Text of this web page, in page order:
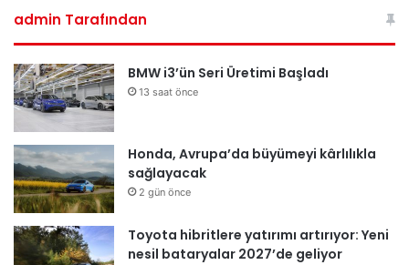
admin Tarafından
BMW i3’ün Seri Üretimi Başladı
13 saat önce
Honda, Avrupa’da büyümeyi kârlılıkla
sağlayacak
2 gün önce
Toyota hibritlere yatırımı artırıyor: Yeni
nesil bataryalar 2027’de geliyor